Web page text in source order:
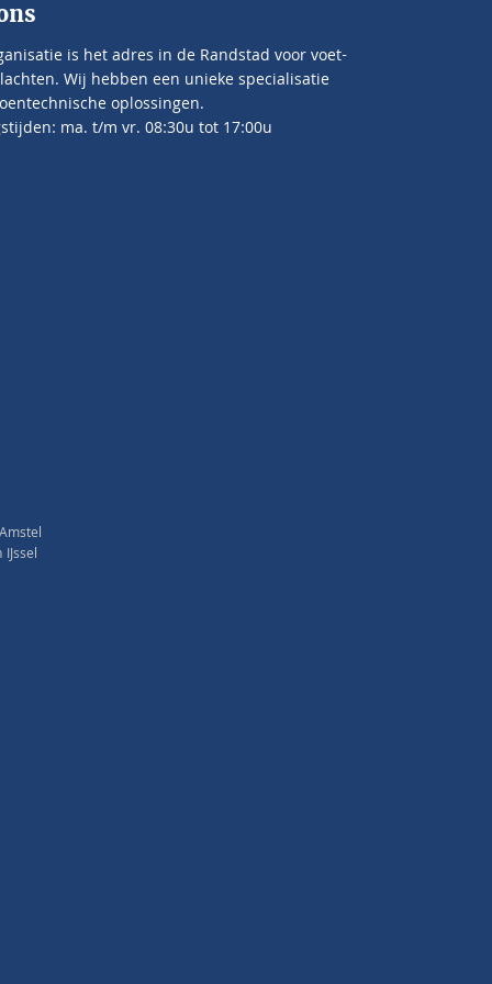
is het adres in de Randstad voor voet-
Wij hebben een unieke specialisatie
oplossingen.
ma. t/m vr. 08:30u tot 17:00u